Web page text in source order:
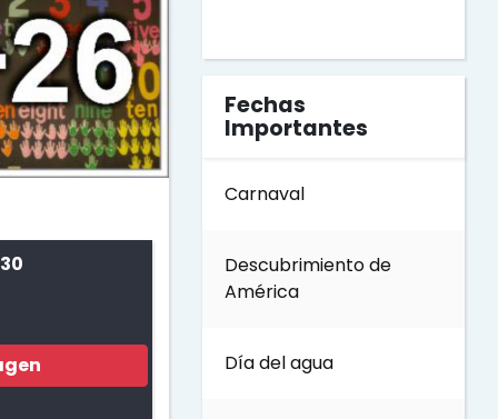
Fechas
Importantes
Carnaval
Descubrimiento de
América
Día del agua